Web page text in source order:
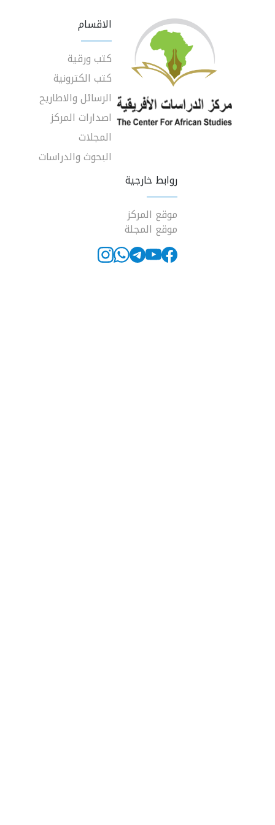
الاقسام
كتب ورقية
كتب الكترونية
الرسائل والاطاريح
اصدارات المركز
البحوث والدراسات
روابط خارجية
موقع المركز
موقع المجلة